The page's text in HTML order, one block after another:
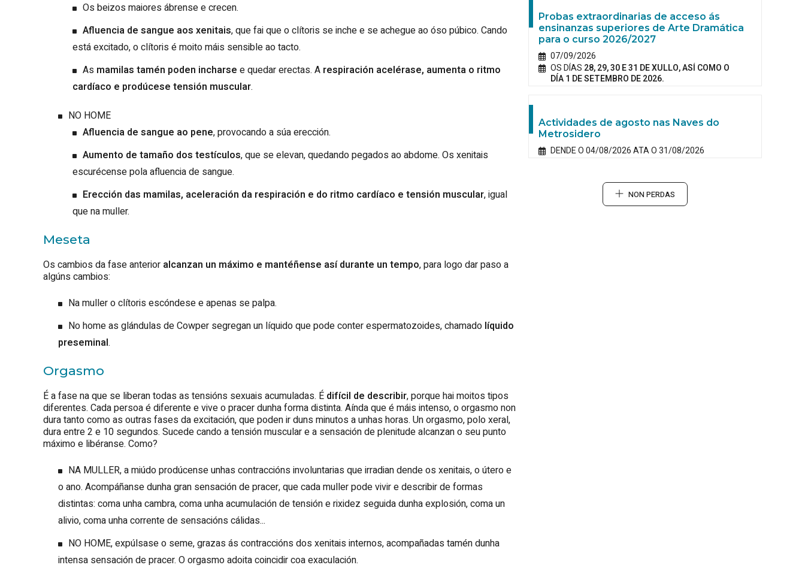
Os beizos maiores ábrense e crecen.
Afluencia de sangue aos xenitais, que fai que o clítoris se inche e se achegue ao óso púbico. Cando
está excitado, o clítoris é moito máis sensible ao tacto.
As mamilas tamén poden incharse e quedar erectas. A respiración acelérase, aumenta o ritmo
cardíaco e prodúcese tensión muscular.
NO HOME
Afluencia de sangue ao pene, provocando a súa erección.
Aumento de tamaño dos testículos, que se elevan, quedando pegados ao abdome. Os xenitais
escurécense pola afluencia de sangue.
Erección das mamilas, aceleración da respiración e do ritmo cardíaco e tensión muscular, igual
que na muller.
Meseta
Os cambios da fase anterior alcanzan un máximo e mantéñense así durante un tempo, para logo dar paso a
algúns cambios:
Na muller o clítoris escóndese e apenas se palpa.
No home as glándulas de Cowper segregan un líquido que pode conter espermatozoides, chamado líquido
preseminal.
Orgasmo
É a fase na que se liberan todas as tensións sexuais acumuladas. É difícil de describir, porque hai moitos tipos
diferentes. Cada persoa é diferente e vive o pracer dunha forma distinta. Aínda que é máis intenso, o orgasmo non
dura tanto como as outras fases da excitación, que poden ir duns minutos a unhas horas. Un orgasmo, polo xeral,
dura entre 2 e 10 segundos. Sucede cando a tensión muscular e a sensación de plenitude alcanzan o seu punto
máximo e libéranse. Como?
NA MULLER, a miúdo prodúcense unhas contraccións involuntarias que irradian dende os xenitais, o útero e
o ano. Acompáñanse dunha gran sensación de pracer, que cada muller pode vivir e describir de formas
distintas: coma unha cambra, coma unha acumulación de tensión e rixidez seguida dunha explosión, coma un
alivio, coma unha corrente de sensacións cálidas...
NO HOME, expúlsase o seme, grazas ás contraccións dos xenitais internos, acompañadas tamén dunha
intensa sensación de pracer. O orgasmo adoita coincidir coa exaculación.
Probas extraordinarias de acceso ás
ensinanzas superiores de Arte Dramática
para o curso 2026/2027
07/09/2026
OS DÍAS 28, 29, 30 E 31 DE XULLO, ASÍ COMO O
DÍA 1 DE SETEMBRO DE 2026.
Actividades de agosto nas Naves do
Metrosidero
DENDE O 04/08/2026 ATA O 31/08/2026
NON PERDAS